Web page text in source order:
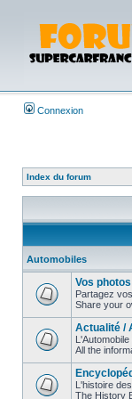
Connexion
Index du forum
Automobiles
Vos
Partagez
Share your
Actualité /
All the
L'histoire
The History